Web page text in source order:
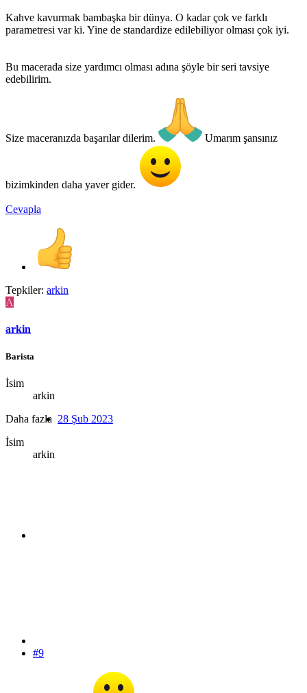
Kahve kavurmak bambaşka bir dünya. O kadar çok ve farklı
parametresi var ki. Yine de standardize edilebiliyor olması çok iyi.
Bu macerada size yardımcı olması adına şöyle bir seri tavsiye
edebilirim.
Size maceranızda başarılar dilerim. Umarım şansınız
bizimkinden daha yaver gider.
Cevapla
Tepkiler: arkin
A
arkin
Barista
İsim
arkin
Daha fazla
İsim
arkin
28 Şub 2023
#9